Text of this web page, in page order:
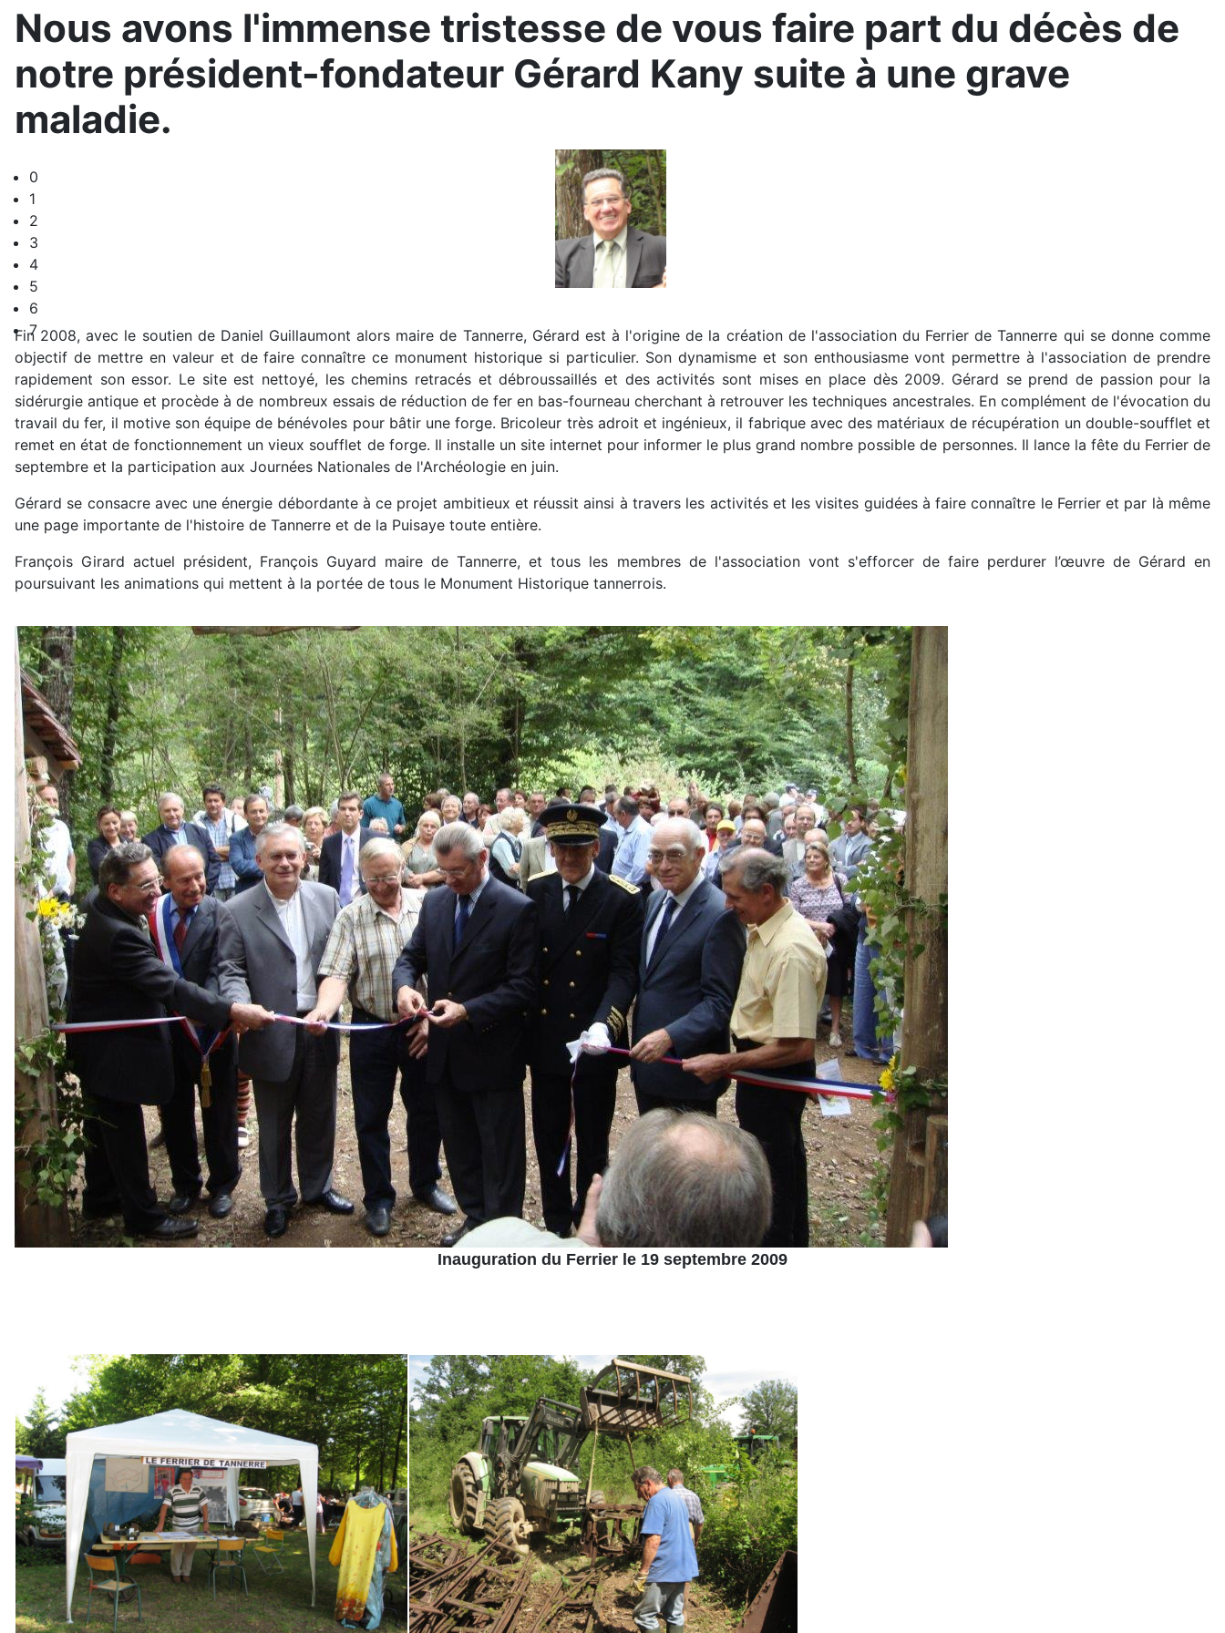
0
1
2
3
4
5
6
7
Nous avons l'immense tristesse de vous faire part du décès de
notre président-fondateur Gérard Kany suite à une grave
maladie.
Fin 2008, avec le soutien de Daniel Guillaumont alors maire de Tannerre, Gérard est à l'origine de la création de l'association du Ferrier de Tannerre qui se donne comme
objectif de mettre en valeur et de faire connaître ce monument historique si particulier. Son dynamisme et son enthousiasme vont permettre à l'association de prendre
rapidement son essor. Le site est nettoyé, les chemins retracés et débroussaillés et des activités sont mises en place dès 2009. Gérard se prend de passion pour la
sidérurgie antique et procède à de nombreux essais de réduction de fer en bas-fourneau cherchant à retrouver les techniques ancestrales. En complément de l'évocation du
travail du fer, il motive son équipe de bénévoles pour bâtir une forge. Bricoleur très adroit et ingénieux, il fabrique avec des matériaux de récupération un double-soufflet et
remet en état de fonctionnement un vieux soufflet de forge. Il installe un site internet pour informer le plus grand nombre possible de personnes. Il lance la fête du Ferrier de
septembre et la participation aux Journées Nationales de l'Archéologie en juin.
Gérard se consacre avec une énergie débordante à ce projet ambitieux et réussit ainsi à travers les activités et les visites guidées à faire connaître le Ferrier et par là même
une page importante de l'histoire de Tannerre et de la Puisaye toute entière.
François Girard actuel président, François Guyard maire de Tannerre, et tous les membres de l'association vont s'efforcer de faire perdurer l’œuvre de Gérard en
poursuivant les animations qui mettent à la portée de tous le Monument Historique tannerrois.
Inauguration du Ferrier le 19 septembre 2009